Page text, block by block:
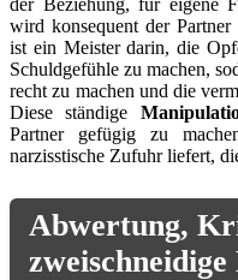
der Beziehung, für eigene
wird konsequent der
ist ein Meister darin, die
Schuldgefühle zu machen,
recht zu machen und die
Diese ständige
Partner gefügig zu
narzisstische Zufuhr liefert,
Abwertung,